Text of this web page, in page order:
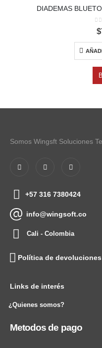
DIADEMAS
0
$
Somos Wingsft Soluciones
+57 316 7380424
info@wingsoft.co
Cali - Colombia
Política de
Links de interés
¿Quienes somos?
Metodos de pago